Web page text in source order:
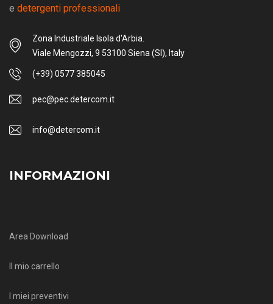
e detergenti professionali
Zona Industriale Isola d'Arbia.
Viale Mengozzi, 9 53100 Siena (SI), Italy
(+39) 0577 385045
pec@pec.detercom.it
info@detercom.it
INFORMAZIONI
Area Download
Il mio carrello
I miei preventivi